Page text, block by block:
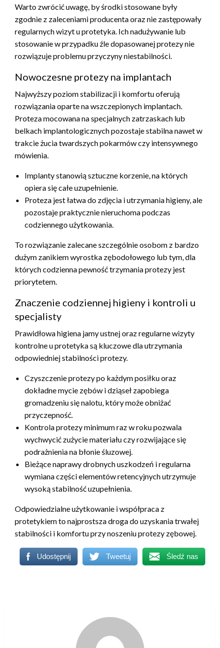
Warto zwrócić uwagę, by środki stosowane były
zgodnie z zaleceniami producenta oraz nie zastępowały
regularnych wizyt u protetyka. Ich nadużywanie lub
stosowanie w przypadku źle dopasowanej protezy nie
rozwiązuje problemu przyczyny niestabilności.
Nowoczesne protezy na implantach
Najwyższy poziom stabilizacji i komfortu oferują
rozwiązania oparte na wszczepionych implantach.
Proteza mocowana na specjalnych zatrzaskach lub
belkach implantologicznych pozostaje stabilna nawet w
trakcie żucia twardszych pokarmów czy intensywnego
mówienia.
Implanty stanowią sztuczne korzenie, na których
opiera się całe uzupełnienie.
Proteza jest łatwa do zdjęcia i utrzymania higieny, ale
pozostaje praktycznie nieruchoma podczas
codziennego użytkowania.
To rozwiązanie zalecane szczególnie osobom z bardzo
dużym zanikiem wyrostka zębodołowego lub tym, dla
których codzienna pewność trzymania protezy jest
priorytetem.
Znaczenie codziennej higieny i kontroli u
specjalisty
Prawidłowa higiena jamy ustnej oraz regularne wizyty
kontrolne u protetyka są kluczowe dla utrzymania
odpowiedniej stabilności protezy.
Czyszczenie protezy po każdym posiłku oraz
dokładne mycie zębów i dziąseł zapobiega
gromadzeniu się nalotu, który może obniżać
przyczepność.
Kontrola protezy minimum raz w roku pozwala
wychwycić zużycie materiału czy rozwijające się
podrażnienia na błonie śluzowej.
Bieżące naprawy drobnych uszkodzeń i regularna
wymiana części elementów retencyjnych utrzymuje
wysoką stabilność uzupełnienia.
Odpowiedzialne użytkowanie i współpraca z
protetykiem to najprostsza droga do uzyskania trwałej
stabilności i komfortu przy noszeniu protezy zębowej.
Udostępnij Tweetuj Śledź nas